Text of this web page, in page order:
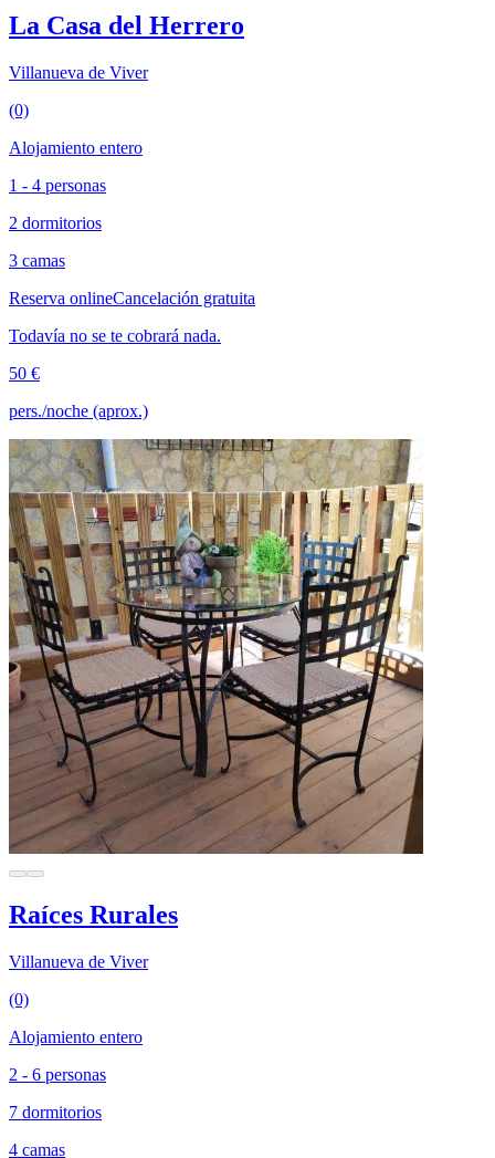
La Casa del Herrero
Villanueva de Viver
(0)
Alojamiento entero
1 - 4 personas
2 dormitorios
3 camas
Reserva onlineCancelación gratuita
Todavía no se te cobrará nada.
50 €
pers./noche (aprox.)
Raíces Rurales
Villanueva de Viver
(0)
Alojamiento entero
2 - 6 personas
7 dormitorios
4 camas